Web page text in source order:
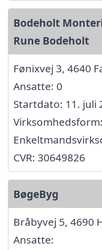
Bodeholt
Rune Bodeholt
Fønixvej 3, 4640
Ansatte: 0
Startdato: 11. juli
Virksomhedsform:
CVR: 30649826
BøgeByg
Bråbyvej 5, 4690
Ansatte: